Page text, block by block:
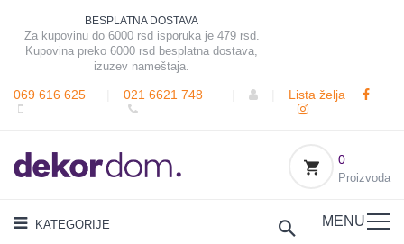
BESPLATNA DOSTAVA
Za kupovinu do 6000 rsd isporuka je 479 rsd.
Kupovina preko 6000 rsd besplatna dostava,
izuzev nameštaja.
069 616 625 021 6621 748 Lista želja
0
Proizvoda
KATEGORIJE MENU